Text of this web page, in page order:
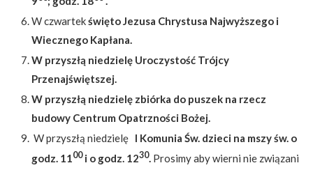
W czwartekświęto Jezusa Chrystusa Najwyższego i
Wiecznego Kapłana.
W przyszłą niedzielę Uroczystość Trójcy
Przenajświętszej.
W przyszłą niedzielę zbiórka do puszek na rzecz
budowy Centrum Opatrzności Bożej.
W przyszłą niedzielę I Komunia Św. dzieci na mszy św. o
godz. 1100i o godz. 1230. Prosimy aby wierni nie związani